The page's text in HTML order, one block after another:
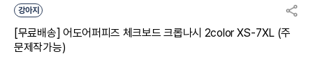
강아지
[무료배송] 어도어퍼피즈 체크보드 크롭나시 2color XS-7XL (주
문제작가능)